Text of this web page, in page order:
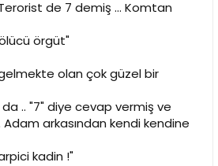
de 7 demiş ... Komtan
örgüt"
olan çok güzel bir
da .. "7" diye cevap vermiş ve
arkasından kendi kendine
kadin !"